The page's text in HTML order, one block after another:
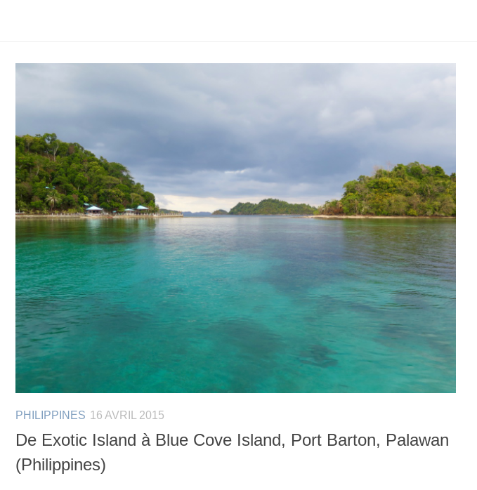
PHILIPPINES 16 AVRIL 2015
De Exotic Island à Blue Cove Island, Port Barton, Palawan
(Philippines)